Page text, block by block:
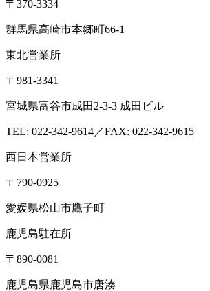
〒370-3334
群馬県高崎市本郷町66-1
東北営業所
〒981-3341
宮城県富谷市成田2-3-3 成田ビル
TEL: 022-342-9614／FAX: 022-342-9615
西日本営業所
〒790-0925
愛媛県松山市鷹子町
鹿児島駐在所
〒890-0081
鹿児島県鹿児島市唐湊